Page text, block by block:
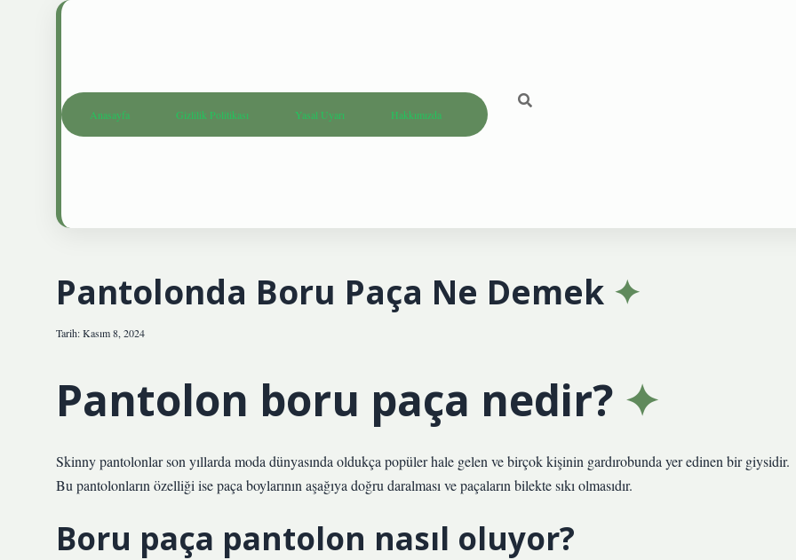
Anasayfa Gizlilik Politikası Yasal Uyarı Hakkımızda
Pantolonda Boru Paça Ne Demek
Tarih: Kasım 8, 2024
Pantolon boru paça nedir?
Skinny pantolonlar son yıllarda moda dünyasında oldukça popüler hale gelen ve birçok kişinin gardırobunda yer edinen bir giysidir.
Bu pantolonların özelliği ise paça boylarının aşağıya doğru daralması ve paçaların bilekte sıkı olmasıdır.
Boru paça pantolon nasıl oluyor?